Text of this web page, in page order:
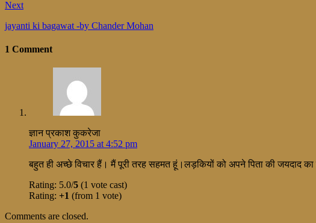
Next
jayanti ki bagawat -by Chander Mohan
1 Comment
ज्ञान प्रकाश कुकरेजा
January 27, 2015 at 4:52 pm
बहुत ही अच्छे विचार हैं। मैं पूरी तरह सहमत हूं।लड़कियों को अपने पिता की जयदाद का
Rating: 5.0/5 (1 vote cast)
Rating: +1 (from 1 vote)
Comments are closed.